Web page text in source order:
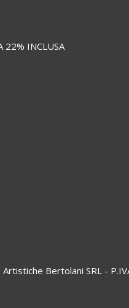
22% INCLUSA
Bertolani SRL -